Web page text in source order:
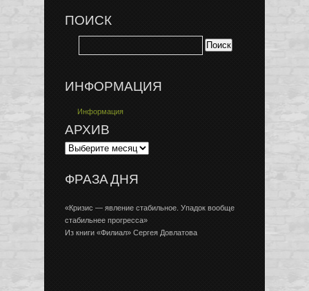
ПОИСК
ИНФОРМАЦИЯ
Информация
АРХИВ
ФРАЗА ДНЯ
«Кризис — явление стабильное. Упадок вообще
стабильнее прогресса»
Из книги «Филиал» Сергея Довлатова